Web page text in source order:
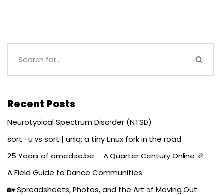
Recent Posts
Neurotypical Spectrum Disorder (NTSD)
sort -u vs sort | uniq: a tiny Linux fork in the road
25 Years of amedee.be – A Quarter Century Online 🎉
A Field Guide to Dance Communities
🏡 Spreadsheets, Photos, and the Art of Moving Out